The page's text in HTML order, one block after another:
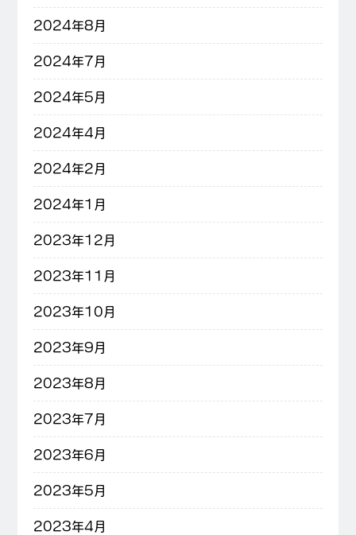
2024年8月
2024年7月
2024年5月
2024年4月
2024年2月
2024年1月
2023年12月
2023年11月
2023年10月
2023年9月
2023年8月
2023年7月
2023年6月
2023年5月
2023年4月